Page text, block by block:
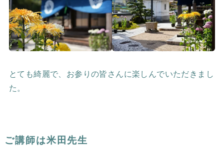
とても綺麗で、お参りの皆さんに楽しんでいただきまし
た。
ご講師は米田先生